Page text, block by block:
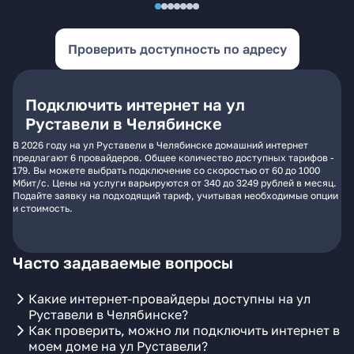
Проверить доступность по адресу
Подключить интернет на ул
Руставели в Челябинске
В 2026 году на ул Руставели в Челябинске домашний интернет
предлагают 6 провайдеров. Общее количество доступных тарифов -
179. Вы можете выбрать подключение со скоростью от 60 до 1000
Мбит/с. Цены на услуги варьируются от 340 до 3249 рублей в месяц.
Подайте заявку на подходящий тариф, учитывая необходимые опции
и стоимость.
Часто задаваемые вопросы
Какие интернет-провайдеры доступны на ул
Руставели в Челябинске?
Как проверить, можно ли подключить интернет в
моем доме на ул Руставели?